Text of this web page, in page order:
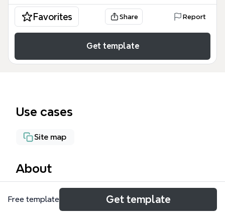
Favorites Share Report
Get template
Use cases
Site map
About
La carte mentale 'Home Page Site Megabyte'
structure l'ensemble du site web de Megabyte, une
Free template Get template